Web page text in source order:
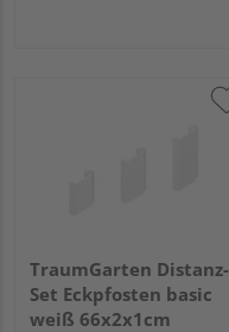
TraumGarten Distanz-
Set Eckpfosten basic
weiß 66x2x1cm